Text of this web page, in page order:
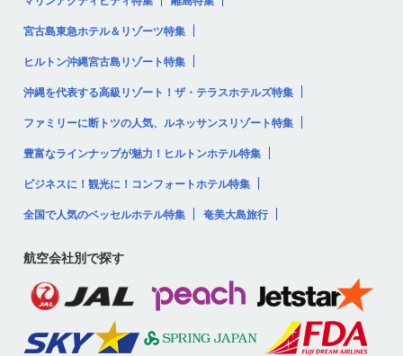
宮古島東急ホテル＆リゾーツ特集
ヒルトン沖縄宮古島リゾート特集
沖縄を代表する高級リゾート！ザ・テラスホテルズ特集
ファミリーに断トツの人気、ルネッサンスリゾート特集
豊富なラインナップが魅力！ヒルトンホテル特集
ビジネスに！観光に！コンフォートホテル特集
全国で人気のベッセルホテル特集 奄美大島旅行
航空会社別で探す